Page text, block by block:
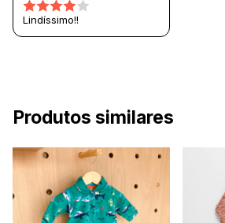
Lindíssimo!!
Produtos similares